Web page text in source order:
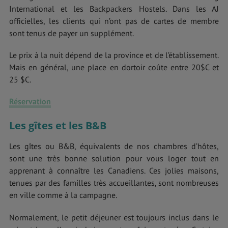
International et les Backpackers Hostels. Dans les AJ
officielles, les clients qui n’ont pas de cartes de membre
sont tenus de payer un supplément.
Le prix à la nuit dépend de la province et de l’établissement.
Mais en général, une place en dortoir coûte entre 20$C et
25 $C.
Réservation
Les gîtes et les B&B
Les gîtes ou B&B, équivalents de nos chambres d’hôtes,
sont une très bonne solution pour vous loger tout en
apprenant à connaître les Canadiens. Ces jolies maisons,
tenues par des familles très accueillantes, sont nombreuses
en ville comme à la campagne.
Normalement, le petit déjeuner est toujours inclus dans le